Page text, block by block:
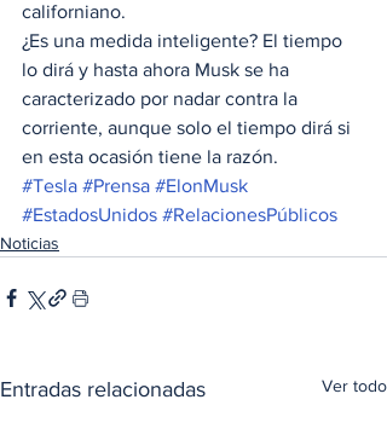
californiano.
¿Es una medida inteligente? El tiempo
lo dirá y hasta ahora Musk se ha
caracterizado por nadar contra la
corriente, aunque solo el tiempo dirá si
en esta ocasión tiene la razón.
#Tesla #Prensa #ElonMusk
#EstadosUnidos #RelacionesPúblicos
Noticias
Entradas relacionadas Ver todo